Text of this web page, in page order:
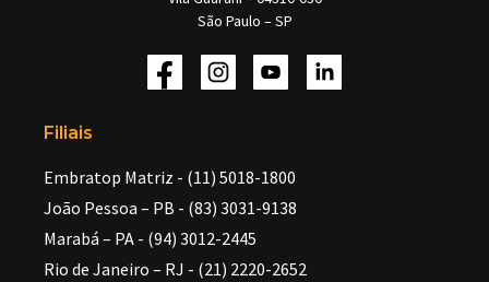
São Paulo – SP
Filiais
Embratop Matriz - (11) 5018-1800
João Pessoa – PB - (83) 3031-9138
Marabá – PA - (94) 3012-2445
Rio de Janeiro – RJ - (21) 2220-2652